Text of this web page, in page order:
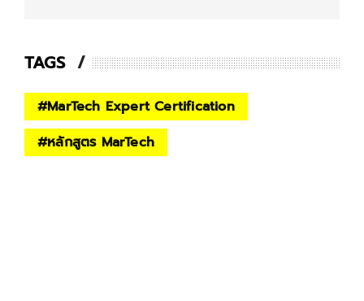
TAGS
#MarTech Expert Certification
#หลักสูตร MarTech